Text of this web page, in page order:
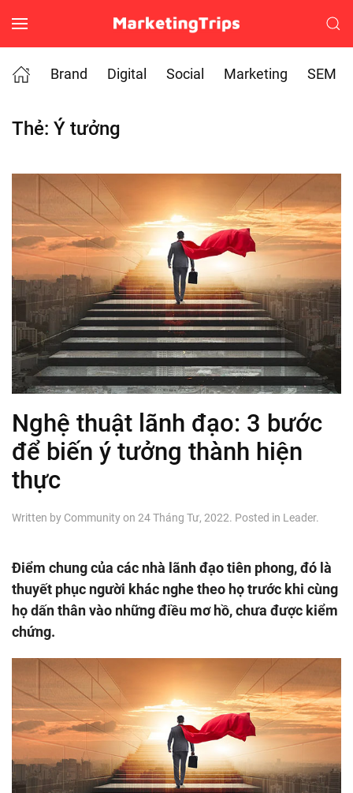
Skip to main content
Brand
Digital Social Marketing SEM
Thẻ: Ý tưởng
Nghệ thuật lãnh đạo: 3 bước
để biến ý tưởng thành hiện
thực
Written by Communityon 24 Tháng Tư, 2022. Posted in Leader.
Điểm chung của các nhà lãnh đạo tiên phong, đó là
thuyết phục người khác nghe theo họ trước khi cùng
họ dấn thân vào những điều mơ hồ, chưa được kiểm
chứng.